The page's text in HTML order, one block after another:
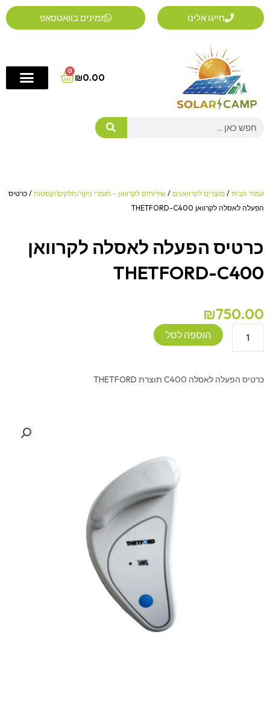
דילוג
לתוכן
חייגו אלינו זמינים בוואטסאפ
₪0.00
0
Cart
Search
עמוד הבית / מוצרים לקרוואנים / שירותים לקרוואן - חומרי ניקוי/חלקים/קסטות / כרטיס
הפעלה לאסלה לקרוואן THETFORD-C400
כרטיס הפעלה לאסלה לקרוואן
THETFORD-C400
₪750.00
הוספה לסל
כרטיס הפעלה לאסלה C400 תוצרת THETFORD